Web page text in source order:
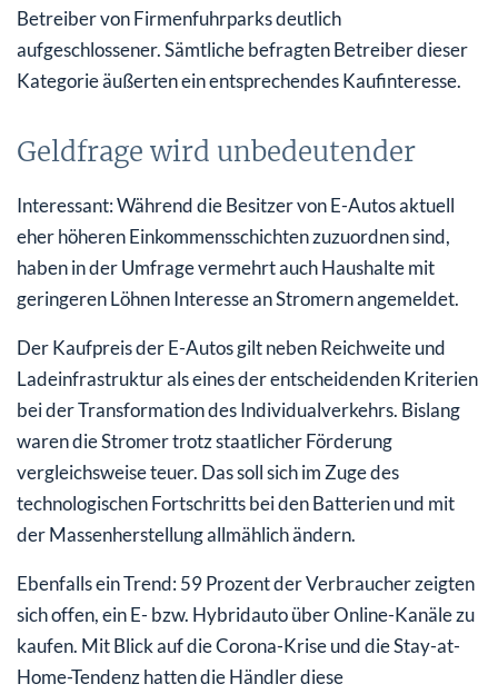
Betreiber von Firmenfuhrparks deutlich
aufgeschlossener. Sämtliche befragten Betreiber dieser
Kategorie äußerten ein entsprechendes Kaufinteresse.
Geldfrage wird unbedeutender
Interessant: Während die Besitzer von E-Autos aktuell
eher höheren Einkommensschichten zuzuordnen sind,
haben in der Umfrage vermehrt auch Haushalte mit
geringeren Löhnen Interesse an Stromern angemeldet.
Der Kaufpreis der E-Autos gilt neben Reichweite und
Ladeinfrastruktur als eines der entscheidenden Kriterien
bei der Transformation des Individualverkehrs. Bislang
waren die Stromer trotz staatlicher Förderung
vergleichsweise teuer. Das soll sich im Zuge des
technologischen Fortschritts bei den Batterien und mit
der Massenherstellung allmählich ändern.
Ebenfalls ein Trend: 59 Prozent der Verbraucher zeigten
sich offen, ein E- bzw. Hybridauto über Online-Kanäle zu
kaufen. Mit Blick auf die Corona-Krise und die Stay-at-
Home-Tendenz hatten die Händler diese